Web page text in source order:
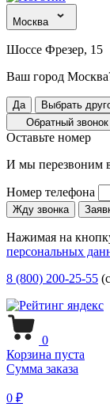
Москва
Шоссе Фрезер, 15
Ваш город
Да
Выбрать
Обратный звонок
Оставьте номер
И мы перезвоним
Номер телефона
Жду звонка
Нажимая на
персональных
8 (800) 200-25-55
0
Корзина пуста
Сумма заказа
0 ₽